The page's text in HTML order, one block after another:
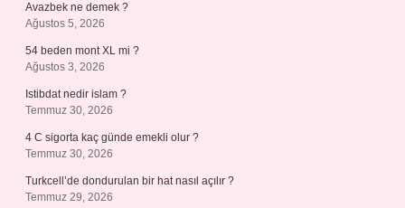
Avazbek ne demek ?
Ağustos 5, 2026
54 beden mont XL mi ?
Ağustos 3, 2026
Istibdat nedir islam ?
Temmuz 30, 2026
4 C sigorta kaç günde emekli olur ?
Temmuz 30, 2026
Turkcell’de dondurulan bir hat nasıl açılır ?
Temmuz 29, 2026